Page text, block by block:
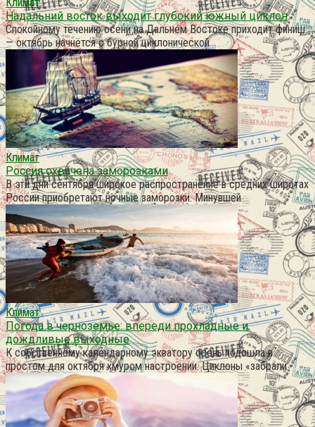
Надальний восток выходит глубокий южный циклон
Спокойному течению осени на Дальнем Востоке приходит финиш
— октябрь начнётся с бурной циклонической
Климат
Россия охвачена заморозками
В эти дни сентября широкое распространение в средних широтах
России приобретают ночные заморозки. Минувшей
Климат
Погода в черноземье: впереди прохладные и
дождливые выходные
К собственному календарному экватору осень подошла в
простом для октября хмуром настроении. Циклоны «забрали